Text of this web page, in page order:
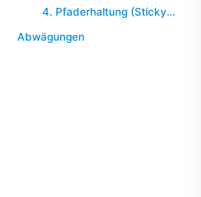
4. Pfaderhaltung (Sticky Switching)
Abwägungen